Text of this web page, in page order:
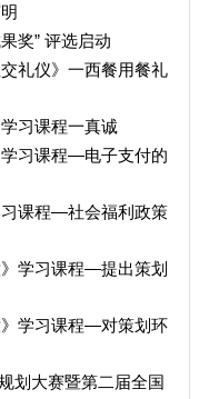
奖” 评选启动
礼仪》一西餐用餐礼
习课程一真诚
习课程—电子支付的
课程—社会福利政策
学习课程—提出策划
学习课程—对策划环
划大赛暨第二届全国